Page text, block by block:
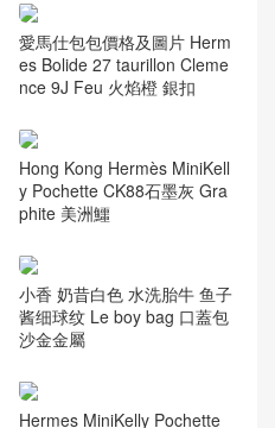
愛馬仕包包價格及圖片 Herm
es Bolide 27 taurillon Cleme
nce 9J Feu 火焰橙 銀扣
Hong Kong Hermès MiniKell
y Pochette CK88石墨灰 Gra
phite 美洲鱷
小香 奶昔白色 水洗胎牛 鱼子
酱细球纹 Le boy bag 口蓋包
沙金金屬
Hermes MiniKelly Pochette